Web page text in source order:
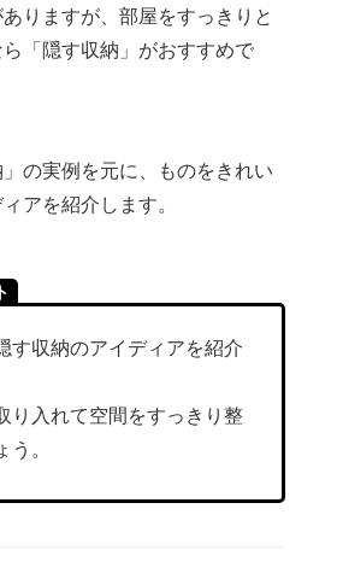
りますが、部屋をすっきりと
「隠す収納」がおすすめで
の実例を元に、ものをきれい
アを紹介します。
す収納のアイディアを紹介
り入れて空間をすっきり整
。